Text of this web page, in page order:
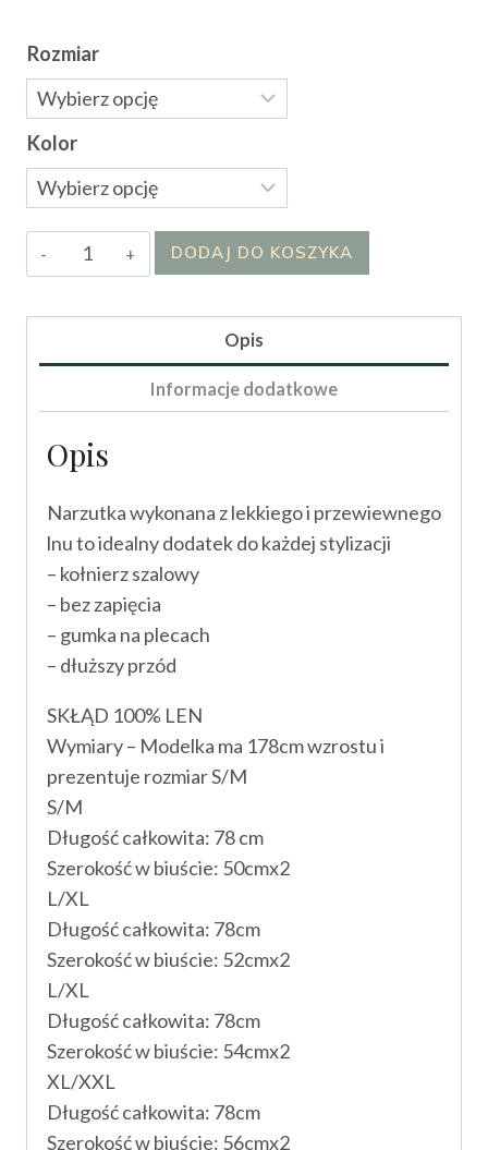
Rozmiar
Kolor
ilość
Narzutka
DODAJ DO KOSZYKA
Opis
Informacje dodatkowe
Opis
Narzutka wykonana z lekkiego i przewiewnego
lnu to idealny dodatek do każdej stylizacji
– kołnierz szalowy
– bez zapięcia
– gumka na plecach
– dłuższy przód
SKŁĄD 100% LEN
Wymiary – Modelka ma 178cm wzrostu i
prezentuje rozmiar S/M
S/M
Długość całkowita: 78 cm
Szerokość w biuście: 50cmx2
L/XL
Długość całkowita: 78cm
Szerokość w biuście: 52cmx2
L/XL
Długość całkowita: 78cm
Szerokość w biuście: 54cmx2
XL/XXL
Długość całkowita: 78cm
Szerokość w biuście: 56cmx2